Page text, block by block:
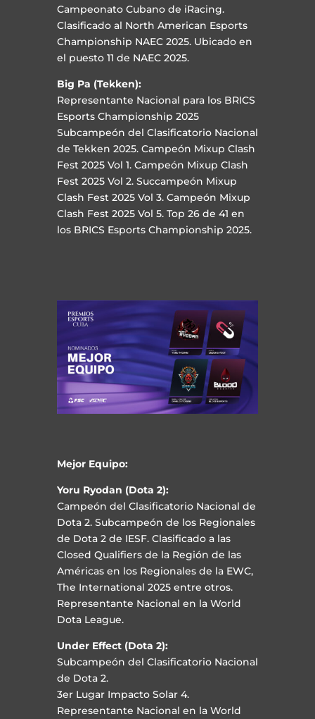
Campeonato Cubano de iRacing.
Clasificado al North American Esports
Championship NAEC 2025. Ubicado en
el puesto 11 de NAEC 2025.
Big Pa (Tekken):
Representante Nacional para los BRICS
Esports Championship 2025
Subcampeón del Clasificatorio Nacional
de Tekken 2025. Campeón Mixup Clash
Fest 2025 Vol 1. Campeón Mixup Clash
Fest 2025 Vol 2. Succampeón Mixup
Clash Fest 2025 Vol 3. Campeón Mixup
Clash Fest 2025 Vol 5. Top 26 de 41 en
los BRICS Esports Championship 2025.
Mejor Equipo:
Yoru Ryodan (Dota 2):
Campeón del Clasificatorio Nacional de
Dota 2. Subcampeón de los Regionales
de Dota 2 de IESF. Clasificado a las
Closed Qualifiers de la Región de las
Américas en los Regionales de la EWC,
The International 2025 entre otros.
Representante Nacional en la World
Dota League.
Under Effect (Dota 2):
Subcampeón del Clasificatorio Nacional
de Dota 2.
3er Lugar Impacto Solar 4.
Representante Nacional en la World